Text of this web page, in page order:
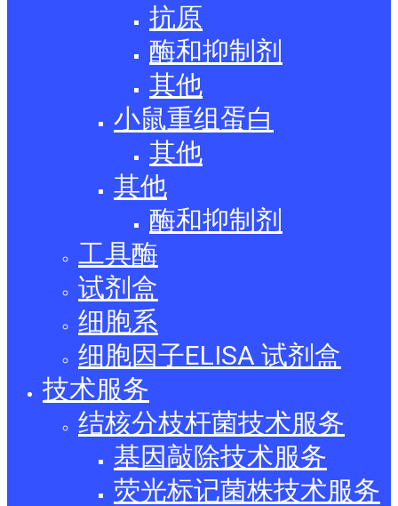
抗原
酶和抑制剂
其他
小鼠重组蛋白
其他
其他
酶和抑制剂
工具酶
试剂盒
细胞系
细胞因子ELISA 试剂盒
技术服务
结核分枝杆菌技术服务
基因敲除技术服务
荧光标记菌株技术服务